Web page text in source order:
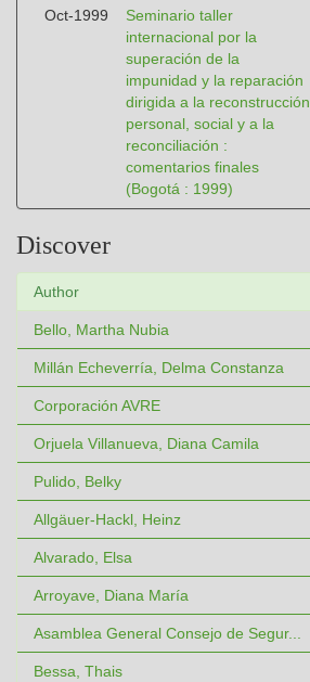
Oct-1999
Seminario taller
internacional por la
superación de la
impunidad y la reparación
dirigida a la reconstrucción
personal, social y a la
reconciliación :
comentarios finales
(Bogotá : 1999)
Discover
Author
Bello, Martha Nubia
Millán Echeverría, Delma Constanza
Corporación AVRE
Orjuela Villanueva, Diana Camila
Pulido, Belky
Allgäuer-Hackl, Heinz
Alvarado, Elsa
Arroyave, Diana María
Asamblea General Consejo de Segur...
Bessa, Thais